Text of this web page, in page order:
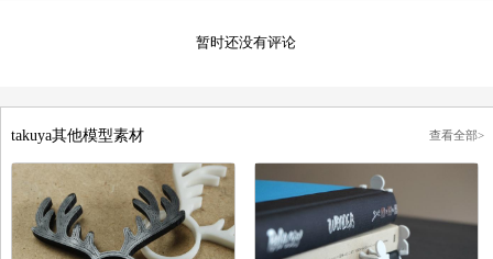
暂时还没有评论